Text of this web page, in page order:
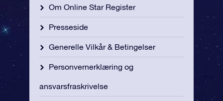
Om Online Star Register
Presseside
Generelle Vilkår & Betingelser
Personvernerklæring og
ansvarsfraskrivelse